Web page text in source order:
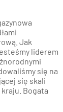
Jak
liderem
się na
się skali
Bogata